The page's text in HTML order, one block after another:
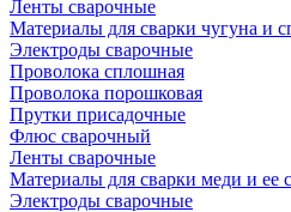
Ленты сварочные
Материалы для сварки чугуна и
Электроды сварочные
Проволока сплошная
Проволока порошковая
Прутки присадочные
Флюс сварочный
Ленты сварочные
Материалы для сварки меди и ее
Электроды сварочные